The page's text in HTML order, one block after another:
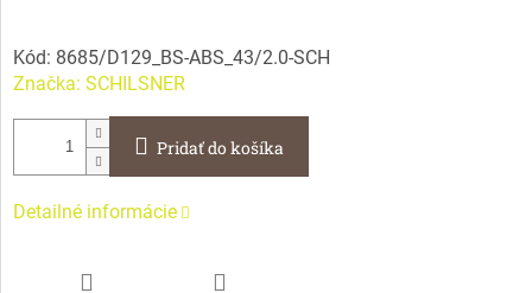
Kód: 8685/D129_BS-ABS_43/2.0-SCH
Značka: SCHILSNER
Pridať do košíka
Detailné informácie